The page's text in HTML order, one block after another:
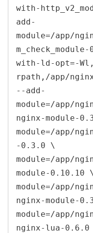
with-
add-
module=/app/
with-ld-opt=-
rpath,/app/
--add-
module=/app/
nginx-
module=/app/
-0.3.0 \
module=/app/
module-
module=/app/
nginx-
module=/app/
nginx-lua-